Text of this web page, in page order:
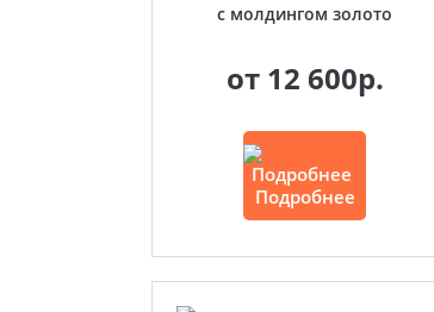
с молдингом золото
от 12 600р.
Подробнее